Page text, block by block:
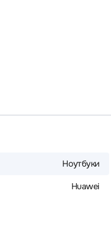
Ноутбуки
Huawei